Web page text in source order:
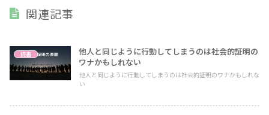
関連記事
読書
他人と同じように行動してしまうのは社会的証明の
ワナかもしれない
他人と同じように行動してしまうのは社会的証明のワナかもしれな
い